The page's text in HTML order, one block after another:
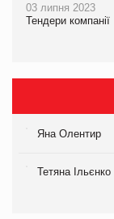
03 липня 2023
Тендери компанії
Яна Олентир
Тетяна Ільєнко